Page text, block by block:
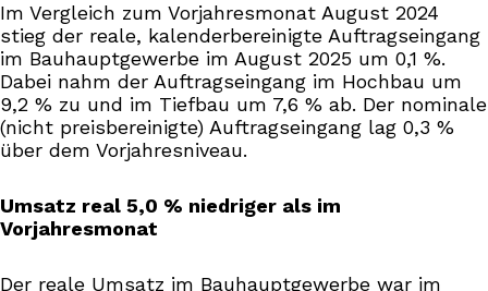
Im Vergleich zum Vorjahresmonat August 2024
stieg der reale, kalenderbereinigte Auftragseingang
im Bauhauptgewerbe im August 2025 um 0,1 %.
Dabei nahm der Auftragseingang im Hochbau um
9,2 % zu und im Tiefbau um 7,6 % ab. Der nominale
(nicht preisbereinigte) Auftragseingang lag 0,3 %
über dem Vorjahresniveau.
Umsatz real 5,0 % niedriger als im
Vorjahresmonat
Der reale Umsatz im Bauhauptgewerbe war im